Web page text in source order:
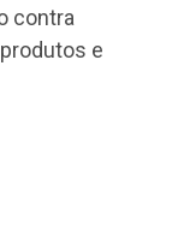
contra
e